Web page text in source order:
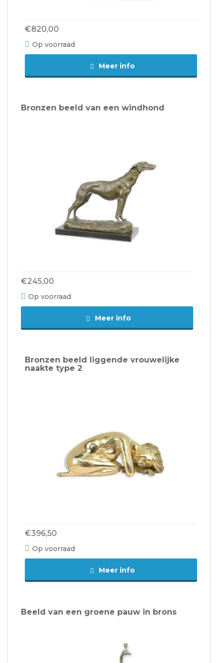
€820,00
Op voorraad
Meer info
Bronzen beeld van een windhond
€245,00
Op voorraad
Meer info
Bronzen beeld liggende vrouwelijke
naakte type 2
€396,50
Op voorraad
Meer info
Beeld van een groene pauw in brons